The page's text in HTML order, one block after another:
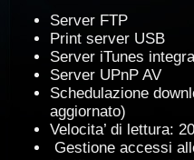
Server FTP
Print server USB
Server iTunes
Server UPnP AV
Schedulazione
aggiornato)
Velocita’ di lettura:
Gestione accessi